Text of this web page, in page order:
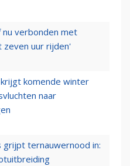
nu verbonden met
zeven uur rijden'
krijgt komende winter
naar
grijpt ternauwernood in: